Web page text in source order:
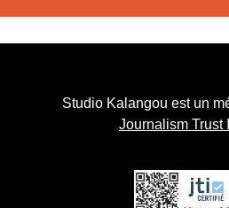
Studio Kalangou est un
Journalism Trust